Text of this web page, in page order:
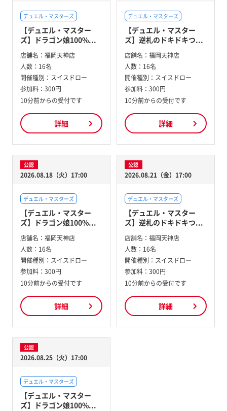
デュエル・マスターズ
【デュエル・マスター
ズ】ドラゴン娘100%...
店舗名： 福岡天神店
人数： 16名
開催種別： スイスドロー
参加料： 300円
10分前からの受付です
詳細
デュエル・マスターズ
【デュエル・マスター
ズ】逆札のドキドキつ...
店舗名： 福岡天神店
人数： 16名
開催種別： スイスドロー
参加料： 300円
10分前からの受付です
詳細
公認
2026.08.18（火）17:00
デュエル・マスターズ
【デュエル・マスター
ズ】ドラゴン娘100%...
店舗名： 福岡天神店
人数： 16名
開催種別： スイスドロー
参加料： 300円
10分前からの受付です
詳細
公認
2026.08.21（金）17:00
デュエル・マスターズ
【デュエル・マスター
ズ】逆札のドキドキつ...
店舗名： 福岡天神店
人数： 16名
開催種別： スイスドロー
参加料： 300円
10分前からの受付です
詳細
公認
2026.08.25（火）17:00
デュエル・マスターズ
【デュエル・マスター
ズ】ドラゴン娘100%...